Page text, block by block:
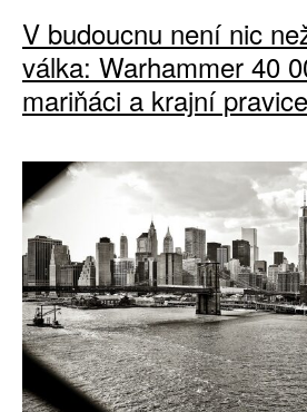
V budoucnu není nic
válka: Warhammer 40
mariňáci a krajní pravice